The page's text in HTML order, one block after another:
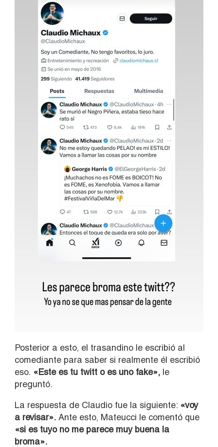
Posterior a esto, el trasandino le escribió al
comediante para saber si realmente él escribió
eso. «Este es tu twitt o es uno fake», le
preguntó.
La respuesta de Claudio fue la siguiente: «voy
a revisar». Ante esto, Mateucci le comentó que
«si es tuyo no me parece muy buena la
broma».